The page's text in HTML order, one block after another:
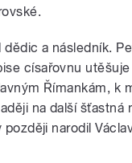
a následník.
císařovnu
Římankám, k
na další šťastná
narodil